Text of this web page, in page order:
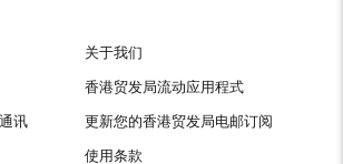
关于我们
香港贸发局流动应用程式
讯 更新您的香港贸发局电邮订阅
使用条款